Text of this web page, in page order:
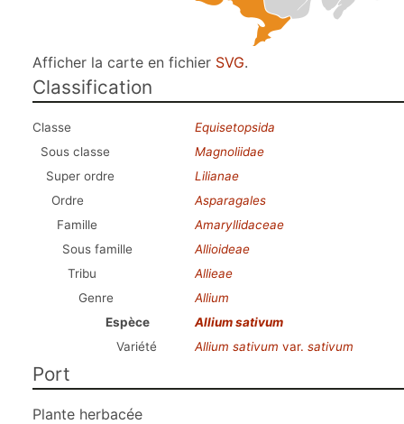
Afficher la carte en fichier SVG.
Classification
Classe
Equisetopsida
Sous classe
Magnoliidae
Super ordre
Lilianae
Ordre
Asparagales
Famille
Amaryllidaceae
Sous famille
Allioideae
Tribu
Allieae
Genre
Allium
Espèce
Allium sativum
Variété
Allium sativum var. sativum
Port
Plante herbacée